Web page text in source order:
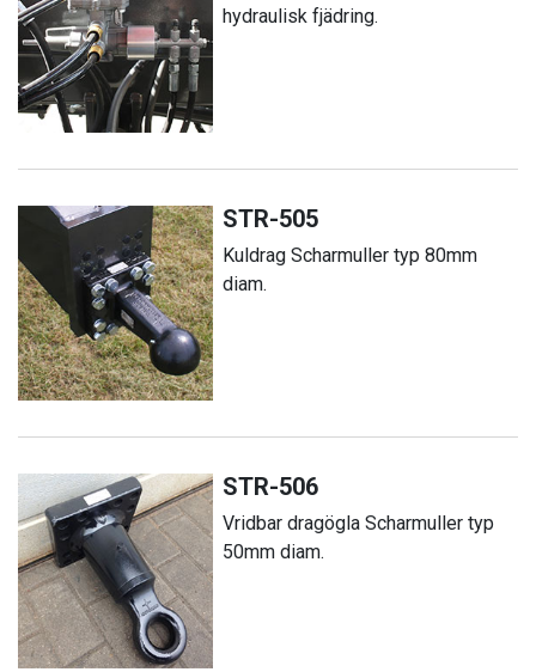
hydraulisk fjädring.
STR-505
Kuldrag Scharmuller typ 80mm
diam.
STR-506
Vridbar dragögla Scharmuller typ
50mm diam.